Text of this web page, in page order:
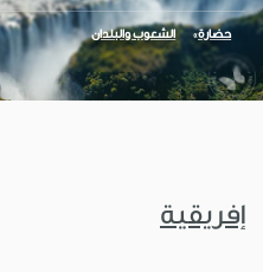
حضارة الشعوب والبلدان
إفريقية